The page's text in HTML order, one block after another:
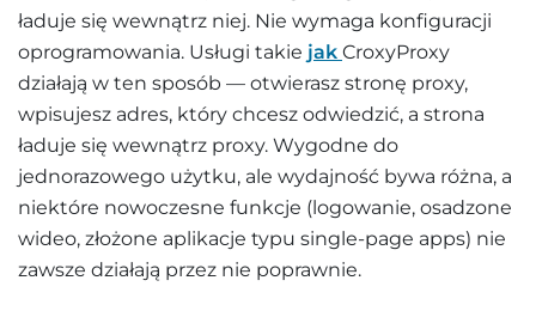
ładuje się wewnątrz niej. Nie wymaga konfiguracji
oprogramowania. Usługi takie jak CroxyProxy
działają w ten sposób — otwierasz stronę proxy,
wpisujesz adres, który chcesz odwiedzić, a strona
ładuje się wewnątrz proxy. Wygodne do
jednorazowego użytku, ale wydajność bywa różna, a
niektóre nowoczesne funkcje (logowanie, osadzone
wideo, złożone aplikacje typu single-page apps) nie
zawsze działają przez nie poprawnie.